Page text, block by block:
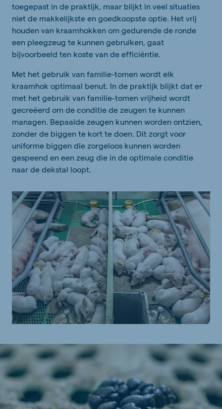
toegepast in de praktijk, maar blijkt in veel situaties
niet de makkelijkste en goedkoopste optie. Het vrij
houden van kraamhokken om gedurende de ronde
een pleegzeug te kunnen gebruiken, gaat
bijvoorbeeld ten koste van de efficiëntie.
Met het gebruik van familie-tomen wordt elk
kraamhok optimaal benut. In de praktijk blijkt dat er
met het gebruik van familie-tomen vrijheid wordt
gecreëerd om de conditie de zeugen te kunnen
managen. Bepaalde zeugen kunnen worden ontzien,
zonder de biggen te kort te doen. Dit zorgt voor
uniforme biggen die zorgeloos kunnen worden
gespeend en een zeug die in de optimale conditie
naar de dekstal loopt.